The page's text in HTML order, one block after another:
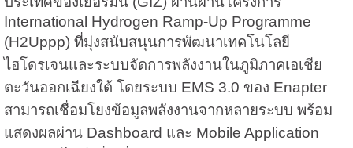
International Hydrogen Ramp-Up Programme
(H2Uppp) ที่มุ่งสนับสนุนการพัฒนาเทคโนโลยี
ไฮโดรเจนและระบบจัดการพลังงานในภูมิภาคเอเชีย
ตะวันออกเฉียงใต้ โดยระบบ EMS 3.0 ของ Enapter
สามารถเชื่อมโยงข้อมูลพลังงานจากหลายระบบ พร้อม
แสดงผลผ่าน Dashboard และ Mobile Application